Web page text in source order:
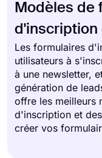
Ressources
Tarification
Modèles de
d'inscription
Les formulaires
utilisateurs à
à une newsletter,
génération de
offre les meilleurs
d'inscription et
créer vos